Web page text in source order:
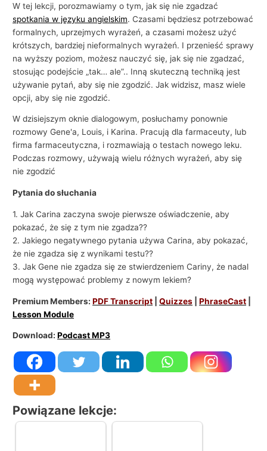
W tej lekcji, porozmawiamy o tym, jak się nie zgadzać
spotkania w języku angielskim. Czasami będziesz potrzebować
formalnych, uprzejmych wyrażeń, a czasami możesz użyć
krótszych, bardziej nieformalnych wyrażeń. I przenieść sprawy
na wyższy poziom, możesz nauczyć się, jak się nie zgadzać,
stosując podejście „tak… ale”.. Inną skuteczną techniką jest
używanie pytań, aby się nie zgodzić. Jak widzisz, masz wiele
opcji, aby się nie zgodzić.
W dzisiejszym oknie dialogowym, posłuchamy ponownie
rozmowy Gene'a, Louis, i Karina. Pracują dla farmaceuty, lub
firma farmaceutyczna, i rozmawiają o testach nowego leku.
Podczas rozmowy, używają wielu różnych wyrażeń, aby się
nie zgodzić
Pytania do słuchania
1. Jak Carina zaczyna swoje pierwsze oświadczenie, aby
pokazać, że się z tym nie zgadza??
2. Jakiego negatywnego pytania używa Carina, aby pokazać,
że nie zgadza się z wynikami testu??
3. Jak Gene nie zgadza się ze stwierdzeniem Cariny, że nadal
mogą występować problemy z nowym lekiem?
Premium Members:PDF Transcript |Quizzes |PhraseCast
Lesson Module
Download:Podcast MP3
Powiązane lekcje:
z
n
e
s
i
e